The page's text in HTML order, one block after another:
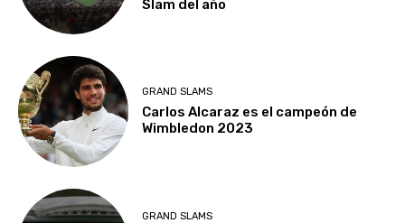
Slam del año
GRAND SLAMS
Carlos Alcaraz es el campeón de
Wimbledon 2023
GRAND SLAMS